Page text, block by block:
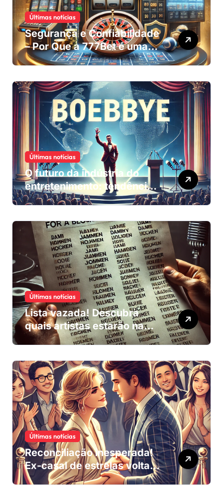
Últimas notícias
Segurança e Confiabilidade
– Por Que a 777Bet é uma
Plataforma Segura?
Últimas notícias
O futuro da indústria do
entretenimento: tendências
e inovações
Últimas notícias
Lista vazada! Descubra
quais artistas estarão na
trilha sonora do próximo
Últimas notícias
Reconciliação inesperada!
Ex-casal de estrelas volta a
se encontrar após anos